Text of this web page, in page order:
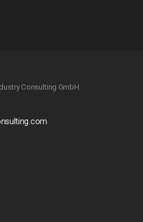
Consulting GmbH.